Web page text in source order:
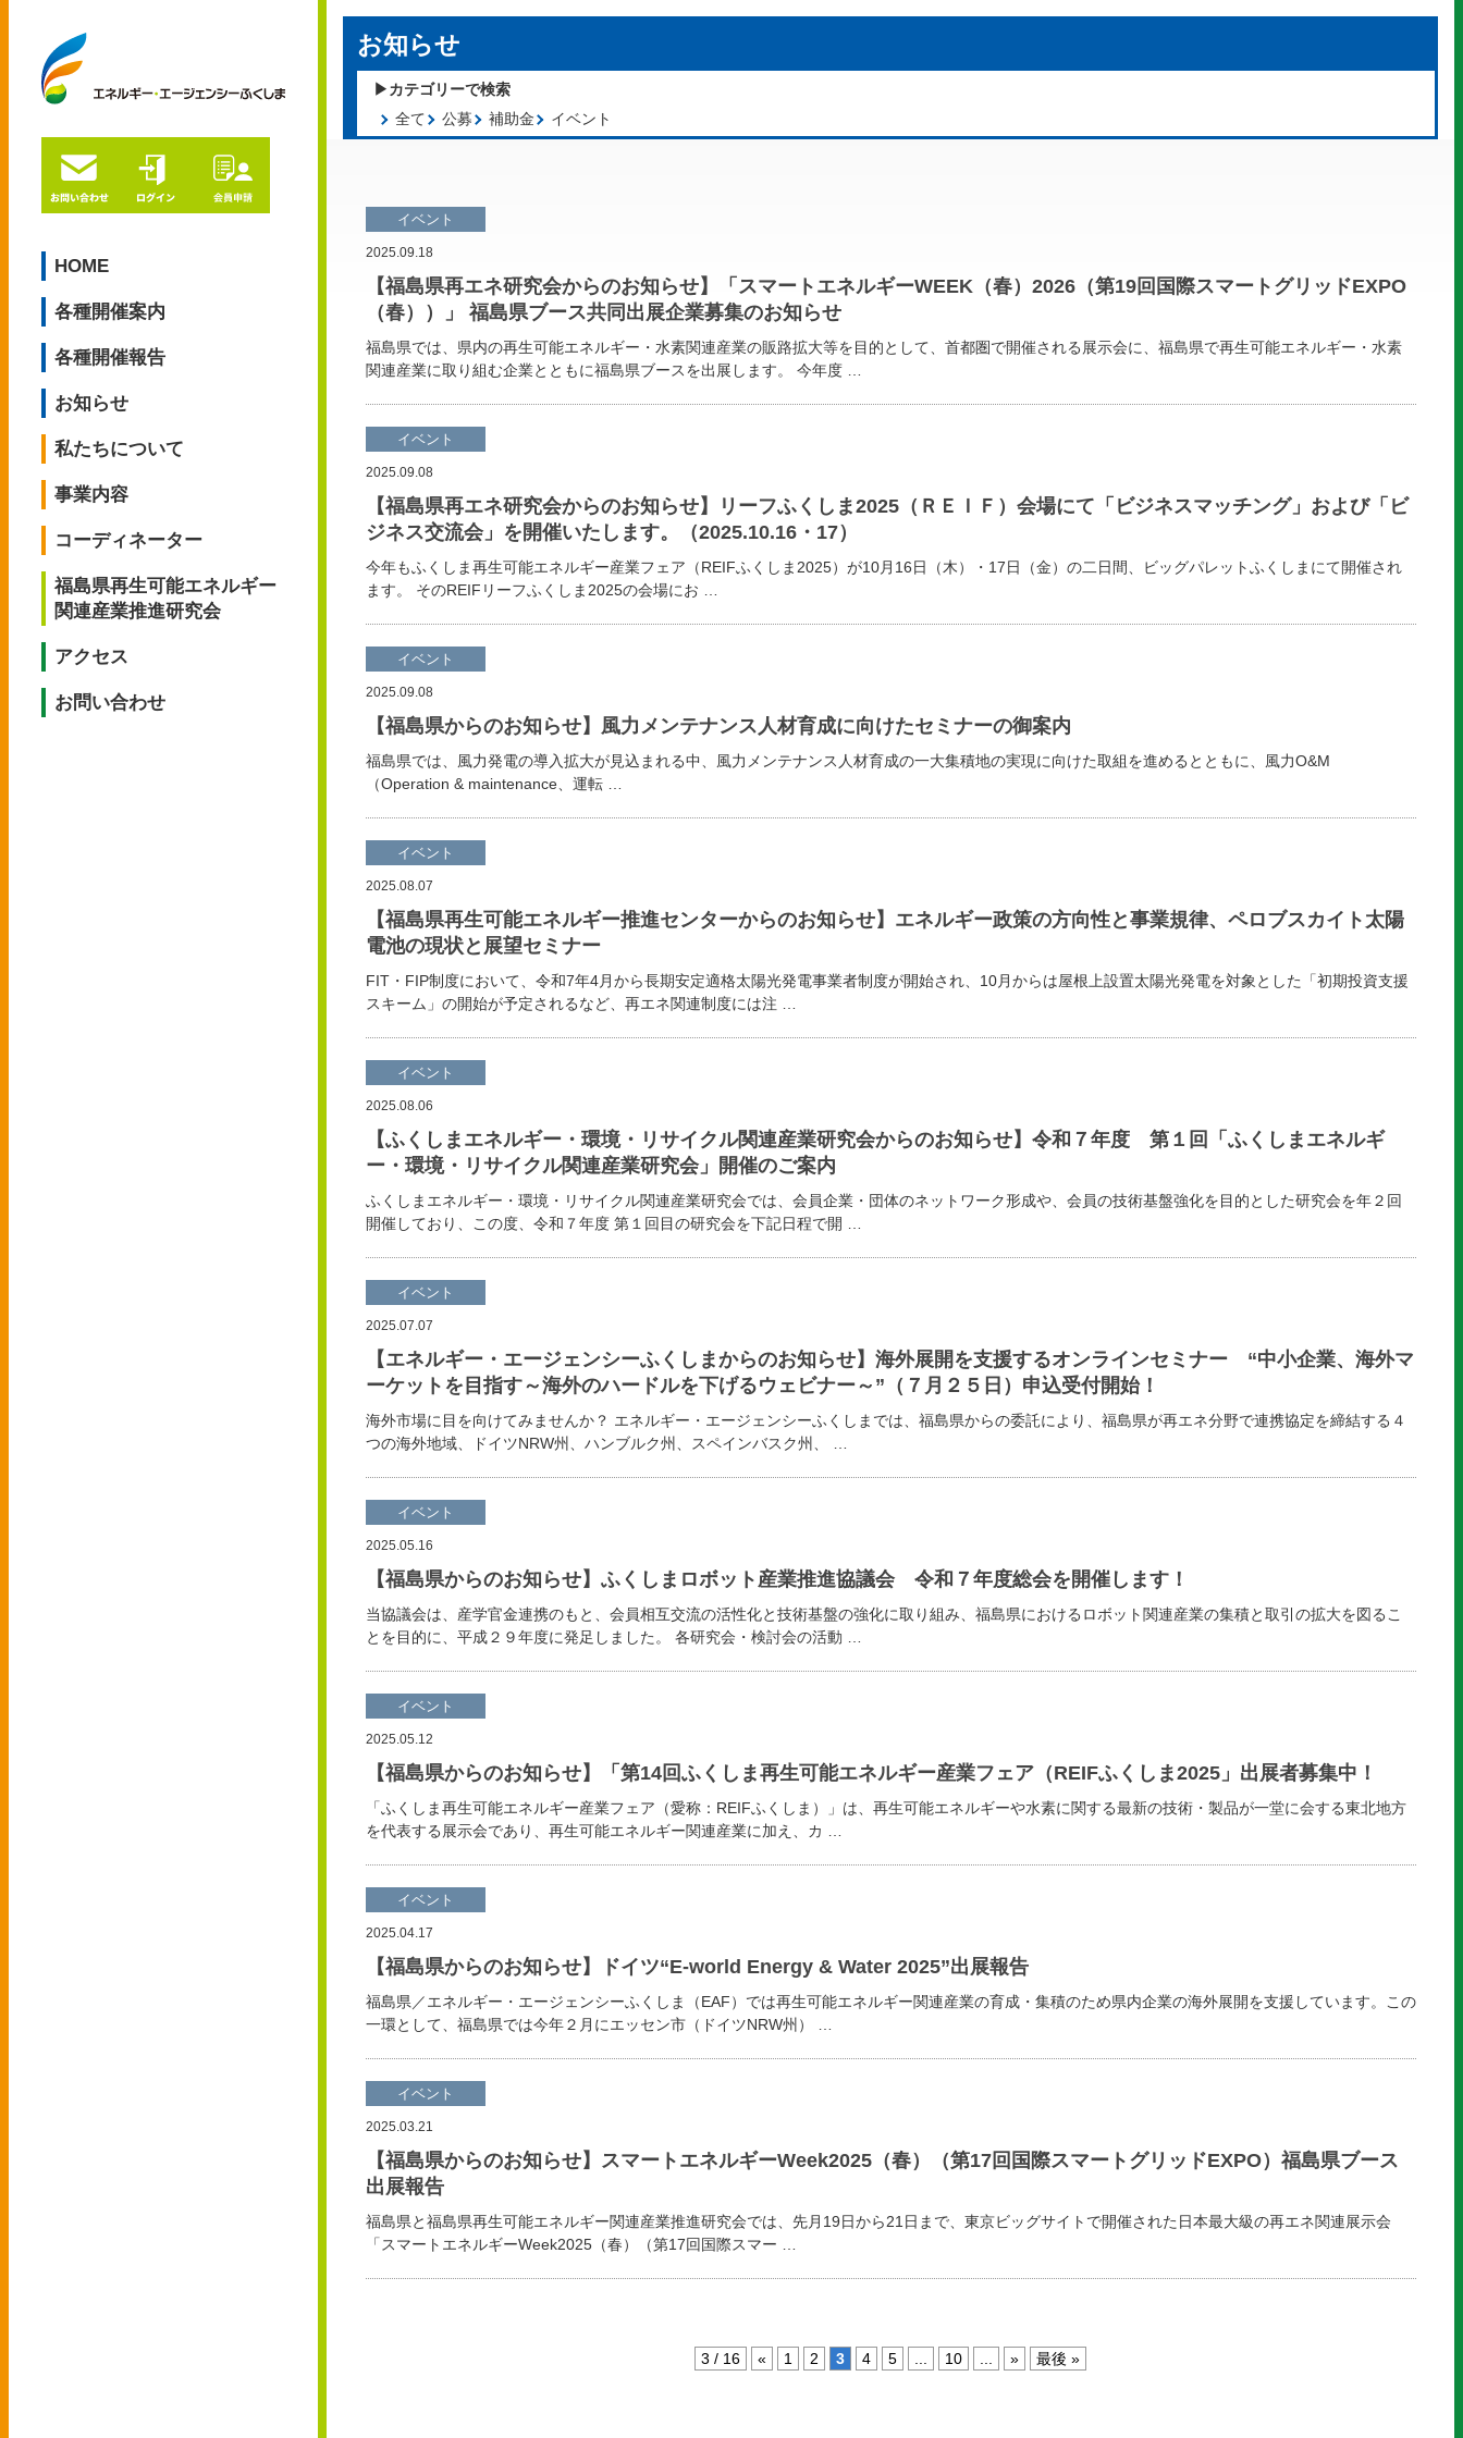
HOME
各種開催案内
各種開催報告
お知らせ
私たちについて
事業内容
コーディネーター
福島県再生可能エネルギー
関連産業推進研究会
アクセス
お問い合わせ
お知らせ
全て 公募 補助金 イベント
イベント
2025.09.18
【福島県再エネ研究会からのお知らせ】「スマートエネルギーWEEK（春）2026（第19回国際スマートグリッドEXPO
（春））」 福島県ブース共同出展企業募集のお知らせ
福島県では、県内の再生可能エネルギー・水素関連産業の販路拡大等を目的として、首都圏で開催される展示会に、福島県で再生可能エネルギー・水素
関連産業に取り組む企業とともに福島県ブースを出展します。 今年度 …
イベント
2025.09.08
【福島県再エネ研究会からのお知らせ】リーフふくしま2025（ＲＥＩＦ）会場にて「ビジネスマッチング」および「ビ
ジネス交流会」を開催いたします。（2025.10.16・17）
今年もふくしま再生可能エネルギー産業フェア（REIFふくしま2025）が10月16日（木）・17日（金）の二日間、ビッグパレットふくしまにて開催され
ます。 そのREIFリーフふくしま2025の会場にお …
イベント
2025.09.08
【福島県からのお知らせ】風力メンテナンス人材育成に向けたセミナーの御案内
福島県では、風力発電の導入拡大が見込まれる中、風力メンテナンス人材育成の一大集積地の実現に向けた取組を進めるとともに、風力O&M
（Operation & maintenance、運転 …
イベント
2025.08.07
【福島県再生可能エネルギー推進センターからのお知らせ】エネルギー政策の方向性と事業規律、ペロブスカイト太陽
電池の現状と展望セミナー
FIT・FIP制度において、令和7年4月から長期安定適格太陽光発電事業者制度が開始され、10月からは屋根上設置太陽光発電を対象とした「初期投資支援
スキーム」の開始が予定されるなど、再エネ関連制度には注 …
イベント
2025.08.06
【ふくしまエネルギー・環境・リサイクル関連産業研究会からのお知らせ】令和７年度 第１回「ふくしまエネルギ
ー・環境・リサイクル関連産業研究会」開催のご案内
ふくしまエネルギー・環境・リサイクル関連産業研究会では、会員企業・団体のネットワーク形成や、会員の技術基盤強化を目的とした研究会を年２回
開催しており、この度、令和７年度 第１回目の研究会を下記日程で開 …
イベント
2025.07.07
【エネルギー・エージェンシーふくしまからのお知らせ】海外展開を支援するオンラインセミナー “中小企業、海外マ
ーケットを目指す～海外のハードルを下げるウェビナー～”（７月２５日）申込受付開始！
海外市場に目を向けてみませんか？ エネルギー・エージェンシーふくしまでは、福島県からの委託により、福島県が再エネ分野で連携協定を締結する４
つの海外地域、ドイツNRW州、ハンブルク州、スペインバスク州、 …
イベント
2025.05.16
【福島県からのお知らせ】ふくしまロボット産業推進協議会 令和７年度総会を開催します！
当協議会は、産学官金連携のもと、会員相互交流の活性化と技術基盤の強化に取り組み、福島県におけるロボット関連産業の集積と取引の拡大を図るこ
とを目的に、平成２９年度に発足しました。 各研究会・検討会の活動 …
イベント
2025.05.12
【福島県からのお知らせ】「第14回ふくしま再生可能エネルギー産業フェア（REIFふくしま2025」出展者募集中！
「ふくしま再生可能エネルギー産業フェア（愛称：REIFふくしま）」は、再生可能エネルギーや水素に関する最新の技術・製品が一堂に会する東北地方
を代表する展示会であり、再生可能エネルギー関連産業に加え、カ …
イベント
2025.04.17
【福島県からのお知らせ】ドイツ“E-world Energy & Water 2025”出展報告
福島県／エネルギー・エージェンシーふくしま（EAF）では再生可能エネルギー関連産業の育成・集積のため県内企業の海外展開を支援しています。この
一環として、福島県では今年２月にエッセン市（ドイツNRW州） …
イベント
2025.03.21
【福島県からのお知らせ】スマートエネルギーWeek2025（春）（第17回国際スマートグリッドEXPO）福島県ブース
出展報告
福島県と福島県再生可能エネルギー関連産業推進研究会では、先月19日から21日まで、東京ビッグサイトで開催された日本最大級の再エネ関連展示会
「スマートエネルギーWeek2025（春）（第17回国際スマー …
3 / 16 « 1 2 3 4 5 10 » 最後 »